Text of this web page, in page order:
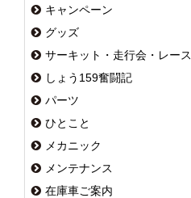
キャンペーン
グッズ
サーキット・走行会・レース
しょう159奮闘記
パーツ
ひとこと
メカニック
メンテナンス
在庫車ご案内